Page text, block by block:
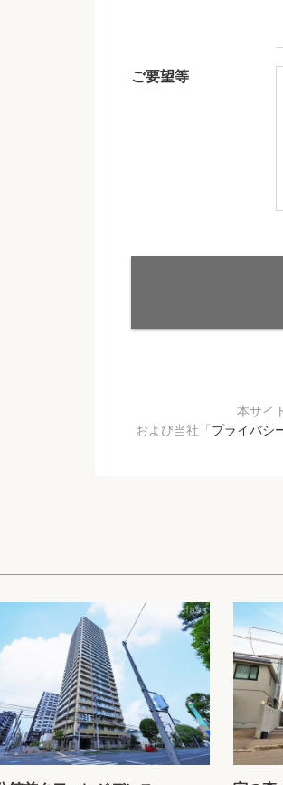
ご要望等
本サイ
および当社「 プライバシ